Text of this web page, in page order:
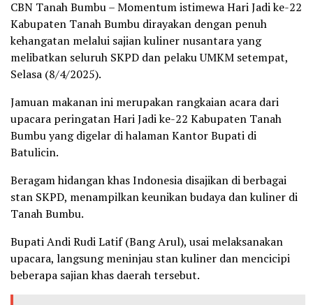
CBN Tanah Bumbu – Momentum istimewa Hari Jadi ke-22
Kabupaten Tanah Bumbu dirayakan dengan penuh
kehangatan melalui sajian kuliner nusantara yang
melibatkan seluruh SKPD dan pelaku UMKM setempat,
Selasa (8/4/2025).
Jamuan makanan ini merupakan rangkaian acara dari
upacara peringatan Hari Jadi ke-22 Kabupaten Tanah
Bumbu yang digelar di halaman Kantor Bupati di
Batulicin.
Beragam hidangan khas Indonesia disajikan di berbagai
stan SKPD, menampilkan keunikan budaya dan kuliner di
Tanah Bumbu.
Bupati Andi Rudi Latif (Bang Arul), usai melaksanakan
upacara, langsung meninjau stan kuliner dan mencicipi
beberapa sajian khas daerah tersebut.